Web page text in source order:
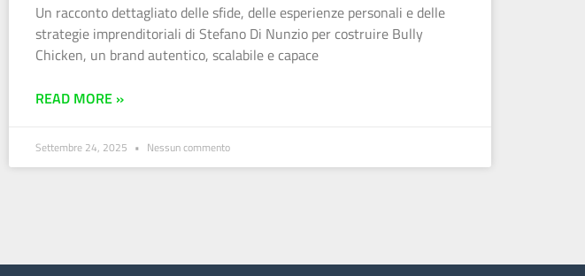
Un racconto dettagliato delle sfide, delle esperienze personali e delle
strategie imprenditoriali di Stefano Di Nunzio per costruire Bully
Chicken, un brand autentico, scalabile e capace
READ MORE »
Settembre 24, 2025 Nessun commento